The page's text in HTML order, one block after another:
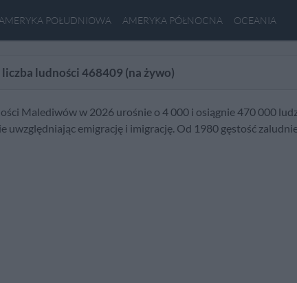
POŁUDNIOWA AMERYKA PÓŁNOCNA OCEANIA
ludności468409 (na żywo)
Malediwów w 2026 urośnie o 4 000 i osiągnie 470 000
uwzględniając emigrację i imigrację. Od 1980 gęstość